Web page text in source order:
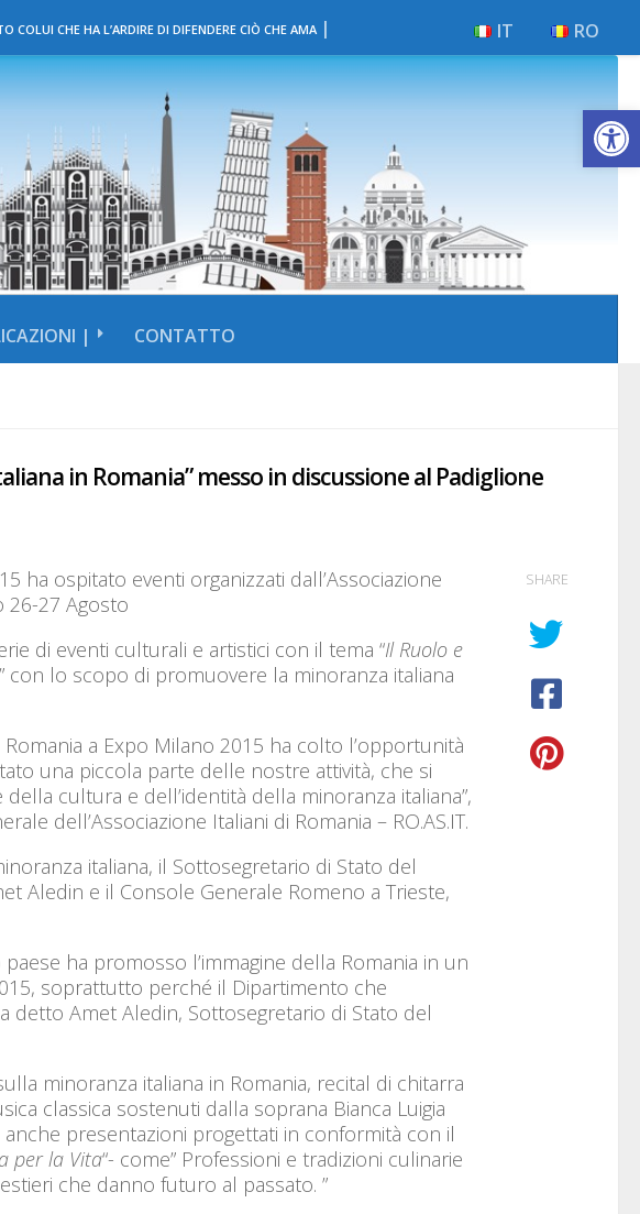
Apri la
COLUI CHE HA L’ARDIRE DI DIFENDERE CIÒ CHE AMA | RO
IT
| CONTATTO
in Romania” messo in discussione al Padiglione
ha ospitato eventi organizzati dall’Associazione
26-27 Agosto
di eventi culturali e artistici con il tema “Il Ruolo e
” con lo scopo di promuovere la minoranza italiana
a Expo Milano 2015 ha colto l’opportunità
una piccola parte delle nostre attività, che si
cultura e dell’identità della minoranza italiana”,
dell’Associazione Italiani di Romania – RO.AS.IT.
italiana, il Sottosegretario di Stato del
Aledin e il Console Generale Romeno a Trieste,
ha promosso l’immagine della Romania in un
soprattutto perché il Dipartimento che
detto Amet Aledin, Sottosegretario di Stato del
minoranza italiana in Romania, recital di chitarra
classica sostenuti dalla soprana Bianca Luigia
presentazioni progettati in conformità con il
per la Vita“- come” Professioni e tradizioni culinarie
che danno futuro al passato. ”
SHARE